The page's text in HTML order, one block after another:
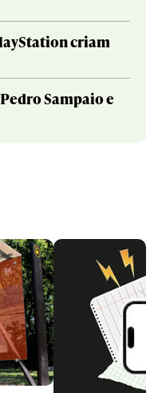
criam
Sampaio e